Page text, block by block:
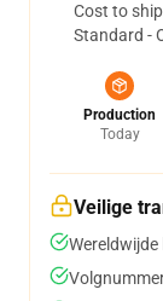
Cost to
Standard -
Production
Today
Veilige